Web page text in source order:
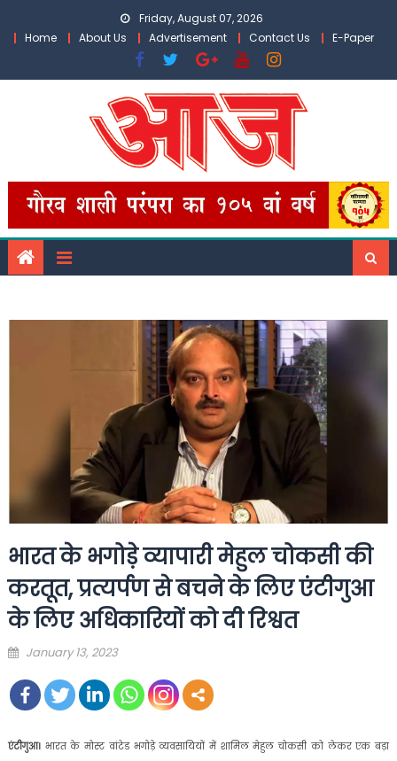
Friday, August 07, 2026
Home
About Us Advertisement Contact Us E-Paper
भारत के भगोड़े व्यापारी मेहुल चोकसी की
करतूत, प्रत्यर्पण से बचने के लिए एंटीगुआ
के लिए अधिकारियों को दी रिश्वत
Posted
January 13, 2023
एंटीगुआ। भारत के मोस्ट वांटेड भगोड़े व्यवसायियों में शामिल मेहुल चोकसी को लेकर एक बड़ा